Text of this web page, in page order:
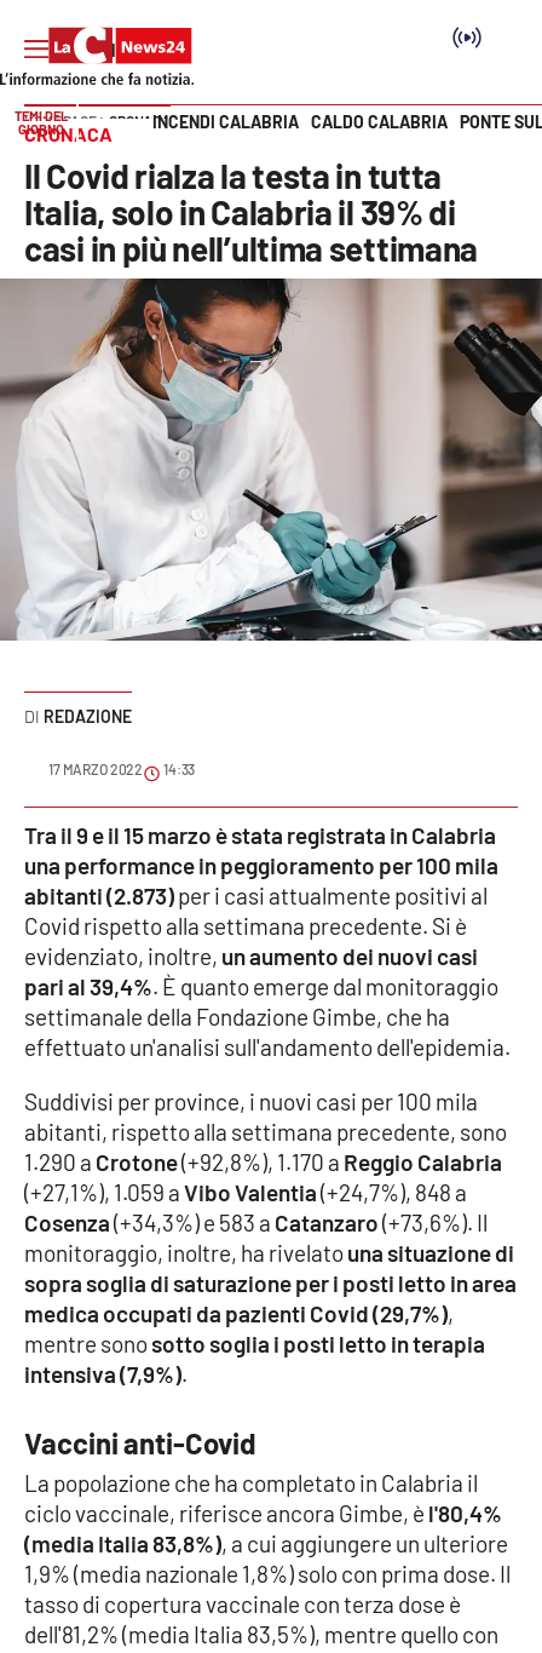
SEZIONI
Cronaca
Politica
Attualità
Economia e lavoro
Italia Mondo
Sanità
Sport
Meteo
Editoriali
VIDEO
Ambiente
Cultura
Economia e Lavoro
Politica
Sanità
Società
Sport
RUBRICHE
Good Morning Vietnam
Vai
TEMI DEL
GIORNO
INCENDI CALABRIA CALDO CALABRIA PONTE
HOME PAGE CRONACA
CRONACA
Il Covid rialza la testa in tutta
Italia, solo in Calabria il 39% di
casi in più nell’ultima settimana
REDAZIONE
17 MARZO 2022 14:33
Tra il 9 e il 15 marzo è stata registrata in Calabria
una performance in peggioramento per 100 mila
abitanti (2.873)per i casi attualmente positivi al
Covid rispetto alla settimana precedente. Si è
evidenziato, inoltre, un aumento dei nuovi casi
pari al 39,4%. È quanto emerge dal monitoraggio
settimanale della Fondazione Gimbe, che ha
effettuato un'analisi sull'andamento dell'epidemia.
Suddivisi per province, i nuovi casi per 100 mila
abitanti, rispetto alla settimana precedente, sono
1.290 a Crotone(+92,8%), 1.170 a Reggio Calabria
(+27,1%), 1.059 aVibo Valentia(+24,7%), 848 a
Cosenza(+34,3%) e 583 a Catanzaro(+73,6%). Il
monitoraggio, inoltre, ha rivelatouna situazione di
sopra soglia di saturazione per i posti letto in area
medica occupati da pazienti Covid (29,7%),
mentre sonosotto soglia i posti letto in terapia
intensiva (7,9%).
Vaccini anti-Covid
La popolazione che ha completato in Calabria il
ciclo vaccinale, riferisce ancora Gimbe, è l'80,4%
(media Italia 83,8%), a cui aggiungere un ulteriore
1,9% (media nazionale 1,8%) solo con prima dose. Il
tasso di copertura vaccinale con terza dose è
dell'81,2% (media Italia 83,5%), mentre quello con